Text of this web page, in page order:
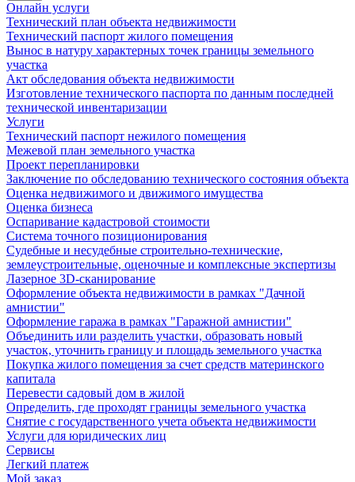
Онлайн услуги
Технический план объекта недвижимости
Технический паспорт жилого помещения
Вынос в натуру характерных точек границы земельного
участка
Акт обследования объекта недвижимости
Изготовление технического паспорта по данным последней
технической инвентаризации
Услуги
Технический паспорт нежилого помещения
Межевой план земельного участка
Проект перепланировки
Заключение по обследованию технического состояния объекта
Оценка недвижимого и движимого имущества
Оценка бизнеса
Оспаривание кадастровой стоимости
Система точного позиционирования
Судебные и несудебные строительно-технические,
землеустроительные, оценочные и комплексные экспертизы
Лазерное 3D-сканирование
Оформление объекта недвижимости в рамках "Дачной
амнистии"
Оформление гаража в рамках "Гаражной амнистии"
Объединить или разделить участки, образовать новый
участок, уточнить границу и площадь земельного участка
Покупка жилого помещения за счет средств материнского
капитала
Перевести садовый дом в жилой
Определить, где проходят границы земельного участка
Снятие с государственного учета объекта недвижимости
Услуги для юридических лиц
Сервисы
Легкий платеж
Мой заказ